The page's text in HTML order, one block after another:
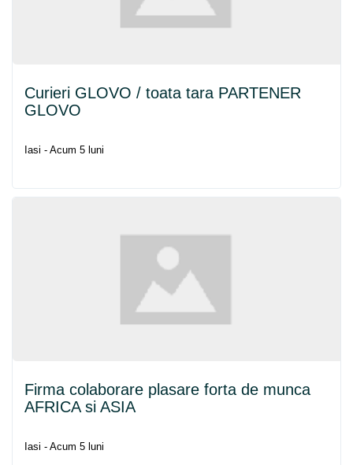
Curieri GLOVO / toata tara PARTENER
GLOVO
Iasi - Acum 5 luni
Firma colaborare plasare forta de munca
AFRICA si ASIA
Iasi - Acum 5 luni